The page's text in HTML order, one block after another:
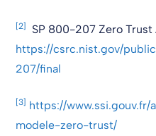
[2]
SP 800-207 Zero
https://csrc.nist.gov/
207/final
[3] https://
modele-zero-trust/